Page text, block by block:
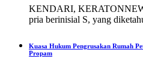
KENDARI,
pria berinisial S, yang
Kuasa Hukum Pengrusakan Rumah
Propam